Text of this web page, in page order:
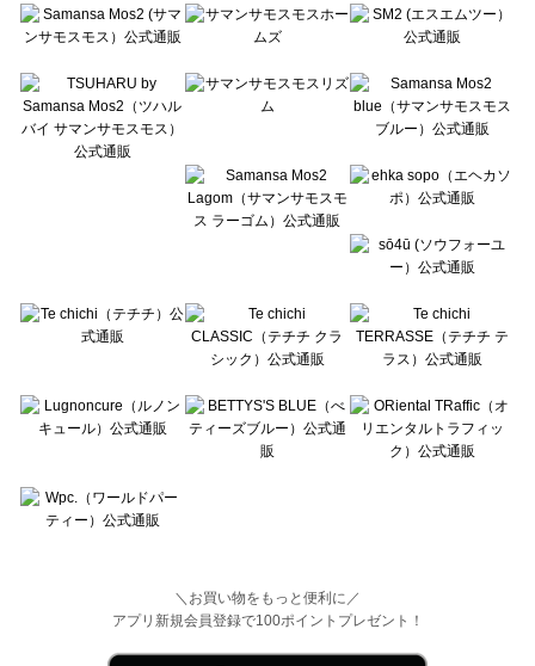
Te chichi（テチチ）の一覧
Te chichi CLASSIC（テチチ クラシック）の一覧
Lugnoncure（ルノンキュール）の一覧
BETTY'S BLUE（べティーズブルー）の一覧
Wpc.（ワールドパーティー）の一覧
＼お買い物をもっと便利に／
アプリ新規会員登録で100ポイントプレゼント！